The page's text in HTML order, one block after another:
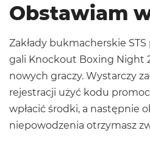
Obstawiam
Zakłady bukmacherskie STS
gali Knockout Boxing Night
nowych graczy. Wystarczy
rejestracji użyć kodu
wpłacić środki, a następnie
niepowodzenia otrzymasz